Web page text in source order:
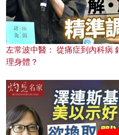
左常波中醫： 從痛症到內科病
理身體？